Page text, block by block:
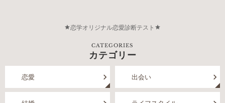
恋学オリジナル恋愛診断テスト
CATEGORIES
カテゴリー
恋愛 出会い